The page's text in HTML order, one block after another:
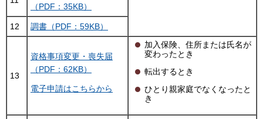
（PDF：35KB）
12 調書（PDF：59KB）
13
資格事項変更・喪失届
（PDF：62KB）
電子申請はこちらから
加入保険、住所または氏名が
変わったとき
転出するとき
ひとり親家庭でなくなったと
き